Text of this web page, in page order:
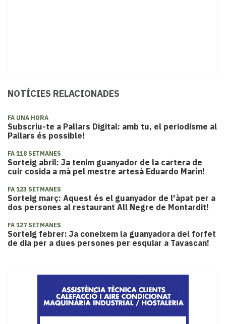
NOTÍCIES RELACIONADES
FA UNA HORA
Subscriu-te a Pallars Digital: amb tu, el periodisme al
Pallars és possible!
FA 118 SETMANES
Sorteig abril: Ja tenim guanyador de la cartera de
cuir cosida a mà pel mestre artesà Eduardo Marín!
FA 123 SETMANES
Sorteig març: Aquest és el guanyador de l'àpat per a
dos persones al restaurant All Negre de Montardit!
FA 127 SETMANES
Sorteig febrer: Ja coneixem la guanyadora del forfet
de dia per a dues persones per esquiar a Tavascan!